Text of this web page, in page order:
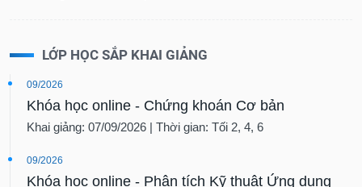
LỚP HỌC SẮP KHAI GIẢNG
09/2026
Khóa học online - Chứng khoán Cơ bản
Khai giảng: 07/09/2026 | Thời gian: Tối 2, 4, 6
09/2026
Khóa học online - Phân tích Kỹ thuật Ứng dụng